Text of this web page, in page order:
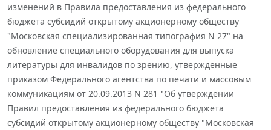
изменений в Правила предоставления из федерального
бюджета субсидий открытому акционерному обществу
"Московская специализированная типография N 27" на
обновление специального оборудования для выпуска
литературы для инвалидов по зрению, утвержденные
приказом Федерального агентства по печати и массовым
коммуникациям от 20.09.2013 N 281 "Об утверждении
Правил предоставления из федерального бюджета
субсидий открытому акционерному обществу "Московская